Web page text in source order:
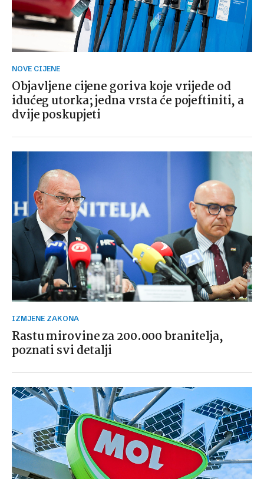
NOVE CIJENE
Objavljene cijene goriva koje vrijede od
idućeg utorka; jedna vrsta će pojeftiniti, a
dvije poskupjeti
IZMJENE ZAKONA
Rastu mirovine za 200.000 branitelja,
poznati svi detalji